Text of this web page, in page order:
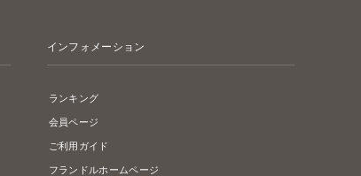
インフォメーション
ランキング
会員ページ
ご利用ガイド
フランドルホームページ